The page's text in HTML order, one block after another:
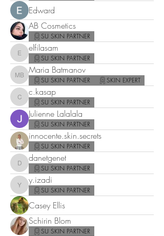
Edward
AB Cosmetics
SU SKIN PARTNER
elfilasam
elfilasam
SU SKIN PARTNER
Maria Batmanov
Maria Batmanov
SU SKIN PARTNER SKIN EXPERT
c.kasap
c.kasap
SU SKIN PARTNER
Julienne Lalalala
SU SKIN PARTNER
innocente.skin.secrets
SU SKIN PARTNER
danetgenet
danetgenet
SU SKIN PARTNER
y.izadi
y.izadi
SU SKIN PARTNER
Casey Ellis
Schirin Blom
SU SKIN PARTNER